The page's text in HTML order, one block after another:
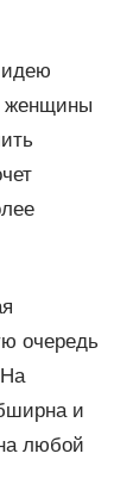
идею
женщины
очередь
и
любой